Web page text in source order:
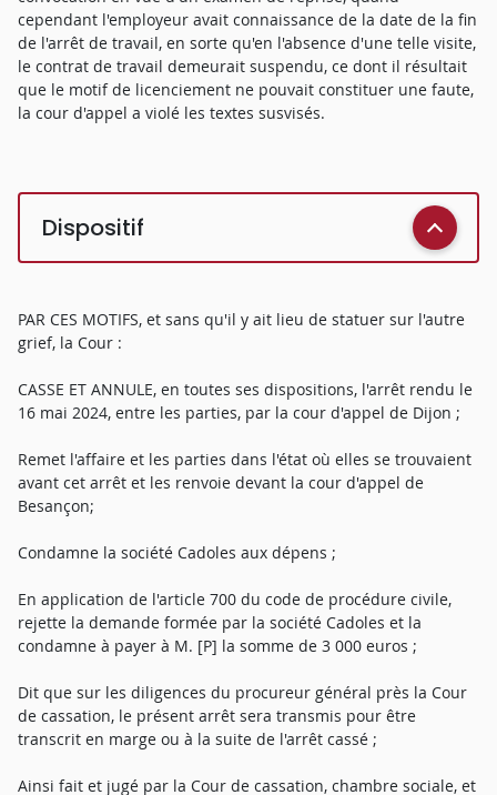
cependant l'employeur avait connaissance de la date de la fin
de l'arrêt de travail, en sorte qu'en l'absence d'une telle visite,
le contrat de travail demeurait suspendu, ce dont il résultait
que le motif de licenciement ne pouvait constituer une faute,
la cour d'appel a violé les textes susvisés.
Dispositif
PAR CES MOTIFS, et sans qu'il y ait lieu de statuer sur l'autre
grief, la Cour :
CASSE ET ANNULE, en toutes ses dispositions, l'arrêt rendu le
16 mai 2024, entre les parties, par la cour d'appel de Dijon ;
Remet l'affaire et les parties dans l'état où elles se trouvaient
avant cet arrêt et les renvoie devant la cour d'appel de
Besançon;
Condamne la société Cadoles aux dépens ;
En application de l'article 700 du code de procédure civile,
rejette la demande formée par la société Cadoles et la
condamne à payer à M. [P] la somme de 3 000 euros ;
Dit que sur les diligences du procureur général près la Cour
de cassation, le présent arrêt sera transmis pour être
transcrit en marge ou à la suite de l'arrêt cassé ;
Ainsi fait et jugé par la Cour de cassation, chambre sociale, et